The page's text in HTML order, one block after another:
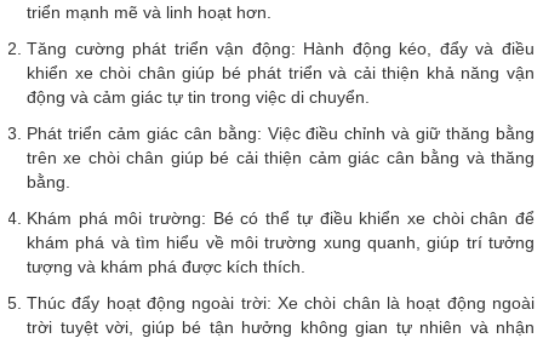
triển mạnh mẽ và linh hoạt hơn.
Tăng cường phát triển vận động: Hành động kéo, đẩy và điều
khiển xe chòi chân giúp bé phát triển và cải thiện khả năng vận
động và cảm giác tự tin trong việc di chuyển.
Phát triển cảm giác cân bằng: Việc điều chỉnh và giữ thăng bằng
trên xe chòi chân giúp bé cải thiện cảm giác cân bằng và thăng
bằng.
Khám phá môi trường: Bé có thể tự điều khiển xe chòi chân để
khám phá và tìm hiểu về môi trường xung quanh, giúp trí tưởng
tượng và khám phá được kích thích.
Thúc đẩy hoạt động ngoài trời: Xe chòi chân là hoạt động ngoài
trời tuyệt vời, giúp bé tận hưởng không gian tự nhiên và nhận